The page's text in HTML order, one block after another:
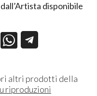
disponibile
altri prodotti della
riproduzioni